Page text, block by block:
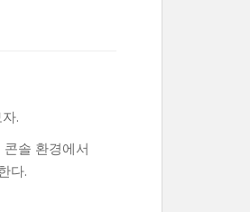
.
솔 환경에서
다.